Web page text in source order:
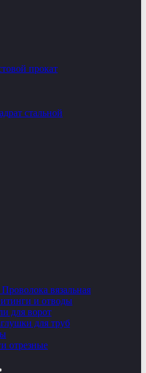
прокат
стальной
Проволока вязальная
и отводы
для ворот
для труб
отрезные